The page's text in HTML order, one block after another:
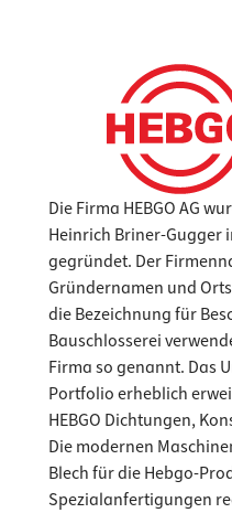
Die Firma HEBGO AG
Heinrich Briner-Gugger
gegründet. Der
Gründernamen und
die Bezeichnung für
Bauschlosserei
Firma so genannt. Das
Portfolio erheblich
HEBGO Dichtungen,
Die modernen
Blech für die Hebgo-
Spezialanfertigungen